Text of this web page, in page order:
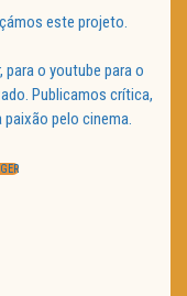
este projeto.
o youtube para o
Publicamos crítica,
pelo cinema.